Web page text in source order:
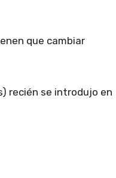
que cambiar
recién se introdujo en